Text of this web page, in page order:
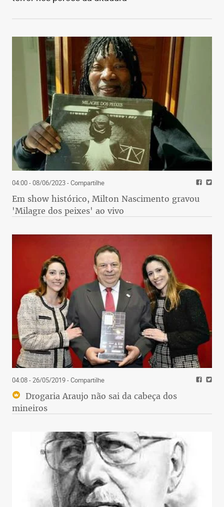
04:00 - 08/06/2023- Compartilhe
Em show histórico, Milton Nascimento gravou
'Milagre dos peixes' ao vivo
04:08 - 26/05/2019- Compartilhe
Drogaria Araujo não sai da cabeça dos
mineiros